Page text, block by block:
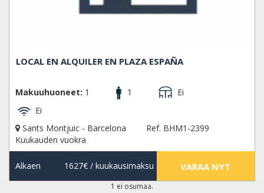
KAUPUNGINOSAN ERI ALUEET
LOCAL EN ALQUILER EN PLAZA ESPAÑA
Makuuhuoneet: 1 1
Ei
Ei
Sants Montjuic - Barcelona
Ref. BHM1-2399
Kuukauden vuokra
Alkaen 1627€/ kuukausimaksu VARAA NYT
1 ei osumaa.